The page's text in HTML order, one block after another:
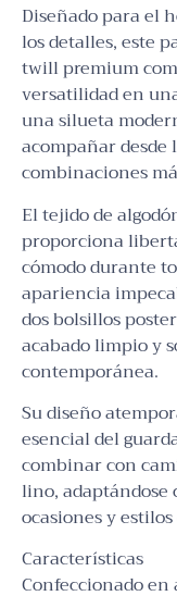
Diseñado para el
los detalles, este
twill premium
versatilidad en
una silueta
acompañar desde
combinaciones
El tejido de
proporciona
cómodo durante
apariencia
dos bolsillos
acabado limpio y
contemporánea.
Su diseño
esencial del
combinar con
lino,
ocasiones y
Características
Confeccionado